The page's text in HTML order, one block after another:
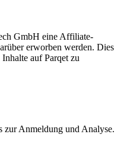
GmbH eine Affiliate-
erworben werden. Dies
auf Parqet zu
zur Anmeldung und Analyse.